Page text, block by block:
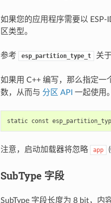
如果您的应用程序需要以
区类型。
参考 esp_partition_type_t 关
如果用 C++ 编写，那么指定一
数，从而与 分区 API 一起使用
static const
注意，启动加载器将忽略 app
SubType 字段
SubType 字段长度为 8 bit，内